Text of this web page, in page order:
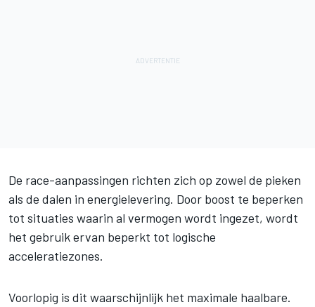
De race-aanpassingen richten zich op zowel de pieken
als de dalen in energielevering. Door boost te beperken
tot situaties waarin al vermogen wordt ingezet, wordt
het gebruik ervan beperkt tot logische
acceleratiezones.
Voorlopig is dit waarschijnlijk het maximale haalbare.